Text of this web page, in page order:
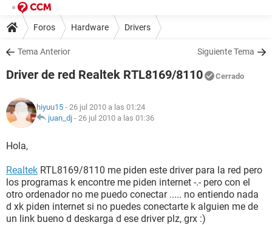
Foros Hardware Drivers
Tema Anterior Siguiente Tema
Driver de red Realtek RTL8169/8110 Cerrado
hiyuu15 - 26 jul 2010 a las 01:24
juan_dj - 26 jul 2010 a las 01:36
Hola,
Realtek RTL8169/8110 me piden este driver para la red pero
los programas k encontre me piden internet -.- pero con el
otro ordenador no me puedo conectar ..... no entiendo nada
d xk piden internet si no puedes conectarte k alguien me de
un link bueno d deskarga d ese driver plz, grx :)